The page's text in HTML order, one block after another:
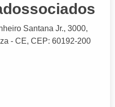
Santana Jr., 3000,
- CE, CEP: 60192-200